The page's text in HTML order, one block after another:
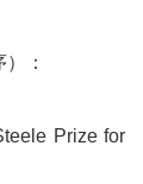
：
Prize for